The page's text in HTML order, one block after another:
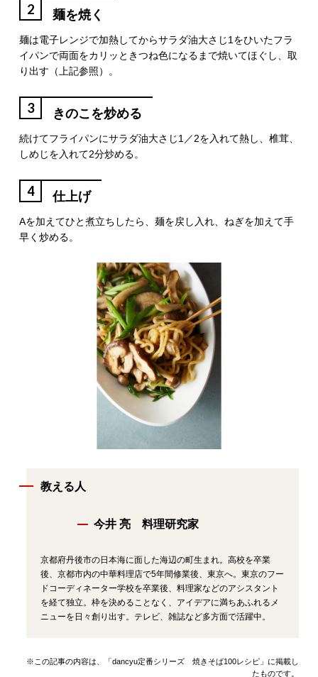
2 麺を焼く
麺は電子レンジで加熱してからサラダ油大さじ1をひいたフラ
イパンで両面をカリッときつね色になるまで焼いてほぐし、取
り出す（上記参照）。
3 きのこを炒める
続けてフライパンにサラダ油大さじ1／2を入れて熱し、椎茸、
しめじを入れて2分炒める。
4 仕上げ
Aを加えてひと煮立ちしたら、麺を戻し入れ、ねぎを加えて手
早く炒める。
教える人
今井 亮 料理研究家
京都府丹後市の日本海に面した海辺の町生まれ。高校を卒業
後、京都市内の中華料理店で5年間修業後、東京へ。東京のフー
ドコーディネーター学校を卒業後、料理家などのアシスタント
を経て独立。枠を決めることなく、アイデアに満ちあふれるメ
ニューを日々創り出す。テレビ、雑誌など多方面で活躍中。
※この記事の内容は、「dancyu定番シリーズ 焼きそば100レシピ」に掲載し
たものです。